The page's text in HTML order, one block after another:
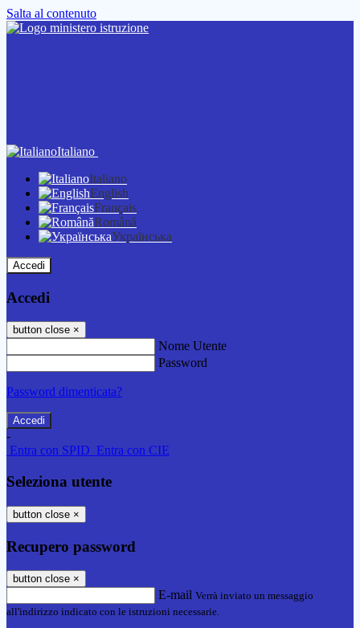
Salta al contenuto
Italiano
Italiano
English
Français
Română
Українська
Accedi
Accedi
button close ×
Nome Utente
Password
Password dimenticata?
-
Entra con SPID Entra con CIE
Seleziona utente
button close ×
Recupero password
button close ×
E-mail Verrà inviato un messaggio
all'indirizzo indicato con le istruzioni necessarie.